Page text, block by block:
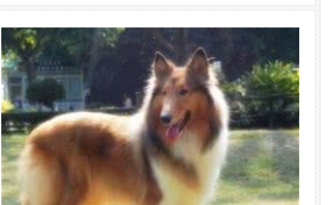
择。拉布拉多犬对人类和其他动物通常都表现
出非常友好的态度，因此它们也常被用作治疗
性动物或服务犬。